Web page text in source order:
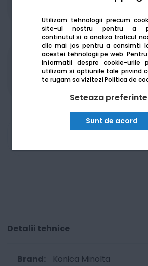
Utilizam tehnologii precum
site-ul nostru pentru a
continutul si a analiza traficul
clic mai jos pentru a consimti
acestei tehnologii pe web.
informatii despre cookie-urile
utilizam si optiunile tale privind
te rugam sa viziteziPolitica de
Seteaza
Sunt de acord
Produsele sunt disponibile
achizitii publiceSEAP/SICAP
Detalii tehnice
Konica Minolta